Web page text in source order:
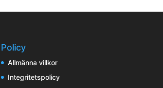
Policy
Allmänna villkor
Integritetspolicy